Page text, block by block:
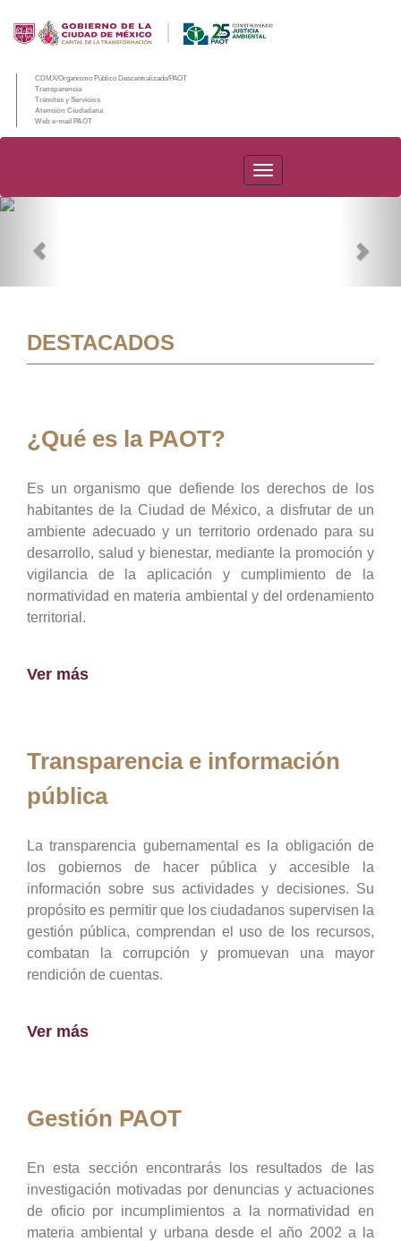
CDMX/Organismo Público Descentralizado/PAOT
Transparencia
Trámites y Servicios
Atención Ciudadana
Web e-mail PAOT
PAOT
DESTACADOS
¿Qué es la PAOT?
Es un organismo que defiende los derechos de los
habitantes de la Ciudad de México, a disfrutar de un
ambiente adecuado y un territorio ordenado para su
desarrollo, salud y bienestar, mediante la promoción y
vigilancia de la aplicación y cumplimiento de la
normatividad en materia ambiental y del ordenamiento
territorial.
Ver más
Transparencia e información
pública
La transparencia gubernamental es la obligación de
los gobiernos de hacer pública y accesible la
información sobre sus actividades y decisiones. Su
propósito es permitir que los ciudadanos supervisen la
gestión pública, comprendan el uso de los recursos,
combatan la corrupción y promuevan una mayor
rendición de cuentas.
Ver más
Gestión PAOT
En esta sección encontrarás los resultados de las
investigación motivadas por denuncias y actuaciones
de oficio por incumplimientos a la normatividad en
materia ambiental y urbana desde el año 2002 a la